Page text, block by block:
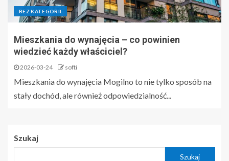
BEZ KATEGORII
Mieszkania do wynajęcia – co powinien
wiedzieć każdy właściciel?
2026-03-24 softi
Mieszkania do wynajęcia Mogilno to nie tylko sposób na
stały dochód, ale również odpowiedzialność...
Szukaj
Szukaj